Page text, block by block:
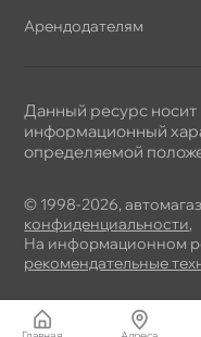
Арендодателям
© 1998-2026,
конфиденциальности,
На информационном
рекомендательные
Данный ресурс
информационный
определяемой